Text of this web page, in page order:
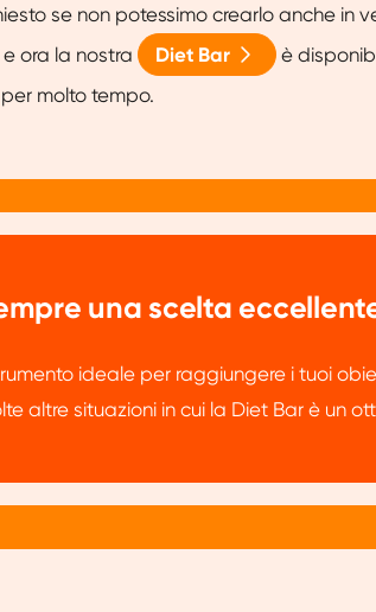
se non potessimo crearlo anche in
ora la nostra
Diet Bar
è
molto tempo.
una scelta
ideale per raggiungere i tuoi
altre situazioni in cui la Diet Bar è un